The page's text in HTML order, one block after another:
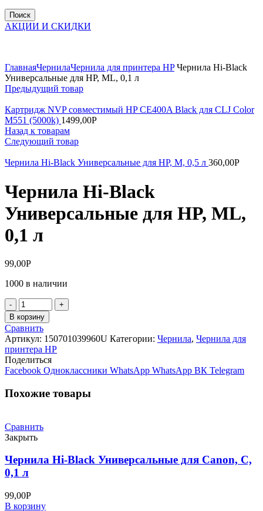
Поиск
АКЦИИ И СКИДКИ
ГлавнаяЧернилаЧернила для принтера HPЧернила Hi-Black
Универсальные для HP, ML, 0,1 л
Предыдущий товар
Картридж NVP совместимый HP CE400A Black для CLJ Color
M551 (5000k) 1499,00Р
Назад к товарам
Следующий товар
Чернила Hi-Black Универсальные для HP, M, 0,5 л 360,00Р
Чернила Hi-Black
Универсальные для HP, ML,
0,1 л
99,00Р
1000 в наличии
Количество
товара
Чернила
Hi-
Black
Универсальные
для
HP,
0,1
В корзину
Сравнить
Артикул: 150701039960U Категории: Чернила, Чернила для
принтера HP
Поделиться
Facebook Одноклассники WhatsApp WhatsApp ВК Telegram
Похожие товары
Сравнить
Закрыть
Чернила Hi-Black Универсальные для Canon, C,
0,1 л
99,00Р
В корзину